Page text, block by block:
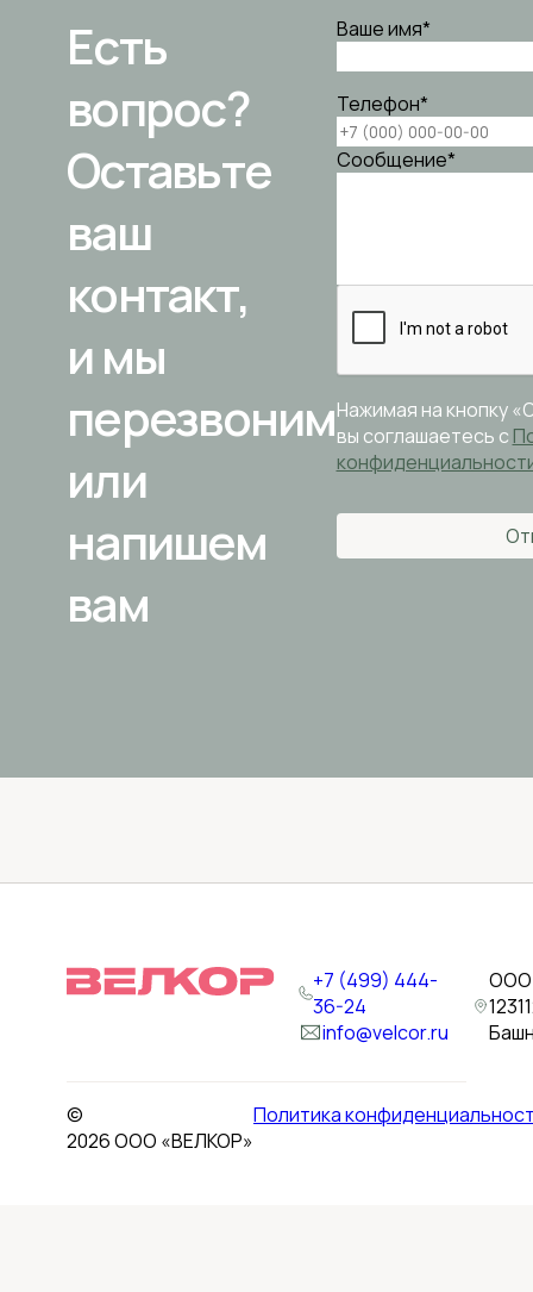
Есть
вопрос?
Оставьте
ваш
контакт,
и мы
перезвоним
или
напишем
вам
Ваше имя*
Телефон*
Сообщение*
Нажимая на кнопку
вы соглашаетесь с
+7 (499) 444-
36-24
info@velcor.ru
ООО
©
2026 ООО «ВЕЛКОР»
Политика